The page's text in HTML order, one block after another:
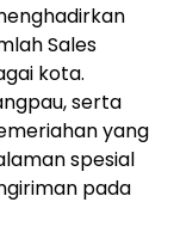
Sales
kota.
serta
yang
spesial
pada